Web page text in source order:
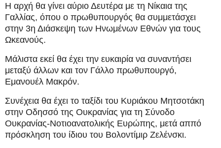
Η αρχή θα γίνει αύριο Δευτέρα με τη Νίκαια της
Γαλλίας, όπου ο πρωθυπουργός θα συμμετάσχει
στην 3η Διάσκεψη των Ηνωμένων Εθνών για τους
Ωκεανούς.
Μάλιστα εκεί θα έχει την ευκαιρία να συναντήσει
μεταξύ άλλων και τον Γάλλο πρωθυπουργό,
Εμανουέλ Μακρόν.
Συνέχεια θα έχει το ταξίδι του Κυριάκου Μητσοτάκη
στην Οδησσό της Ουκρανίας για τη Σύνοδο
Ουκρανίας-Νοτιοανατολικής Ευρώπης, μετά αππό
πρόσκληση του ίδιου του Βολοντίμιρ Ζελένσκι.